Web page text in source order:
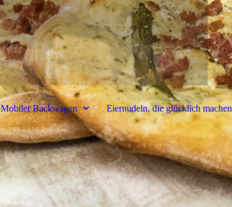
Mobiler Backwagen Eiernudeln, die glücklich machen